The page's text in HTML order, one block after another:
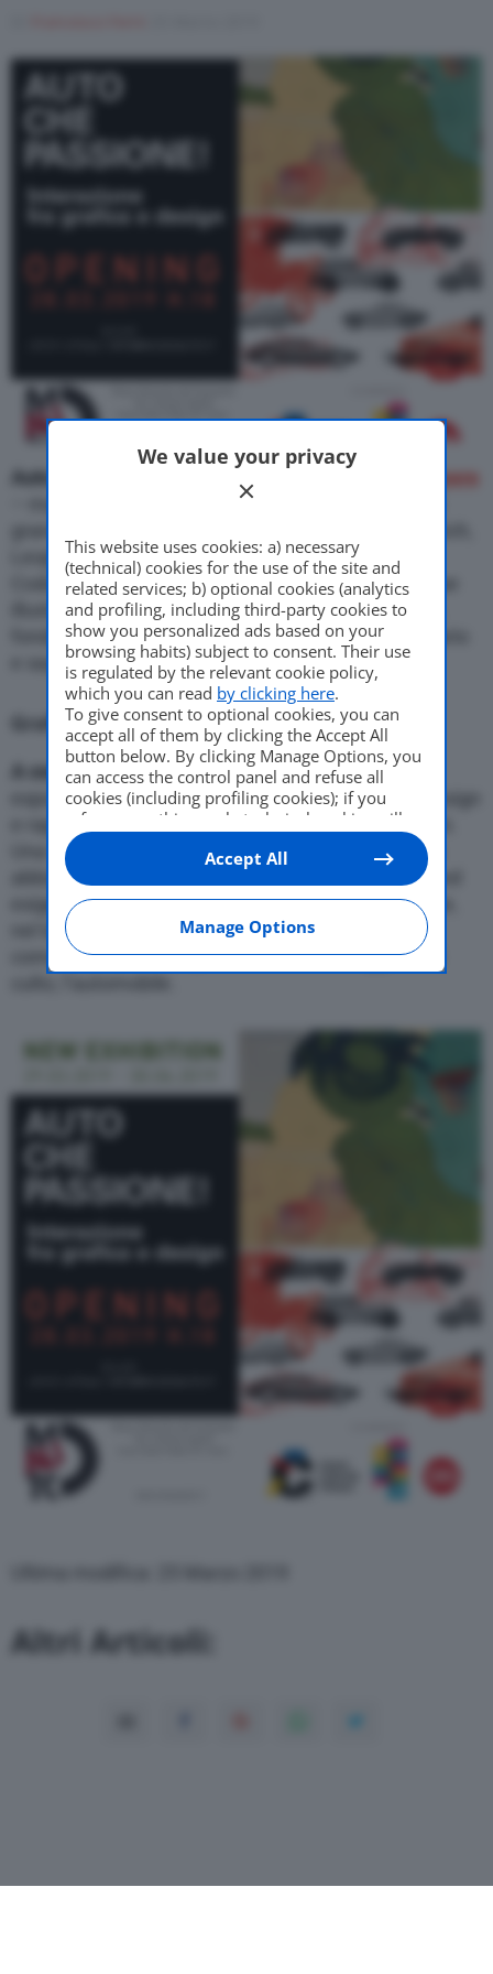
esposizione di oltre 30 opere
– manifesti pubblicitari e opuscoli – realizzate dai
Leopoldo Metlicovitz, Marcello Nizzoli, Plinio
Codognato e molti altri. Tra queste, alcune preziose
illustrazioni realizzate da Carlo Biscaretti di Ruffia,
fondatore delMAUTOma anche grafico pubblicitario
e sagace umorista.
Grafica e design
A corollario della mostra di manifesti, saranno
esposte sei vetture iconiche della storia del car design
Una mostra per raccontare come design e grafica
abbiamo interpretato e dato forma alle tendenze ed
esigenze di uno specifico momento storico e come,
nel tempo, si siano sviluppate le campagne di
comunicazione di un prodotto divenuto oggetto di
Altri Articoli:
We value your privacy
This website uses cookies: a) necessary
(technical) cookies for the use of the site and
related services; b) optional cookies (analytics
and profiling, including third-party cookies to
show you personalized ads based on your
browsing habits) subject to consent. Their use
is regulated by the relevant cookie policy,
which you can read by clicking here.
To give consent to optional cookies, you can
accept all of them by clicking the Accept All
button below. By clicking Manage Options, you
can access the control panel and refuse all
cookies (including profiling cookies); if you
refuse everything, only technical cookies will
be used by default. Here is the list of
providers.
Cookie consent will be stored and applied also
to the other websites of Editoriale Nazionale
and their subdomains. By expressing your
choice on this site, you will therefore not be
asked again on other Editoriale Nazionale
through the “Privacy Settings” section.
Manage Options
Accept All